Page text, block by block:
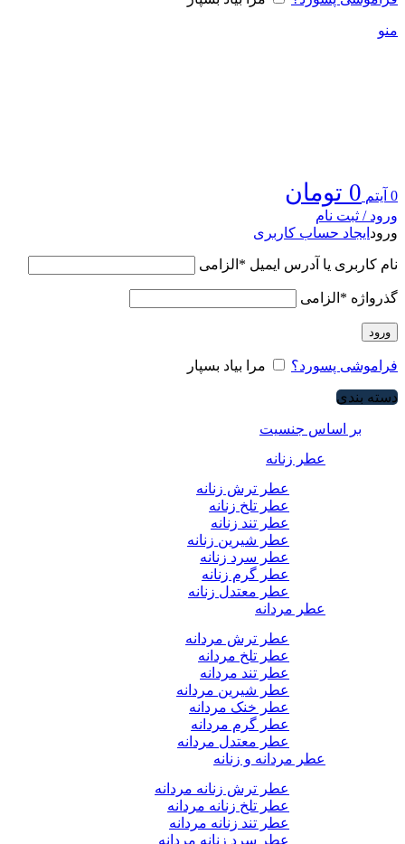
منو
0 آیتم 0 تومان
ورود / ثبت نام
ورود ایجاد حساب کاربری
نام کاربری یا آدرس ایمیل * الزامی
گذرواژه * الزامی
ورود
فراموشی پسورد؟ مرا بیاد بسپار
دسته بندی
بر اساس جنسیت
عطر زنانه
عطر ترش زنانه
عطر تلخ زنانه
عطر تند زنانه
عطر شیرین زنانه
عطر سرد زنانه
عطر گرم زنانه
عطر معتدل زنانه
عطر مردانه
عطر ترش مردانه
عطر تلخ مردانه
عطر تند مردانه
عطر شیرین مردانه
عطر خنک مردانه
عطر گرم مردانه
عطر معتدل مردانه
عطر مردانه و زنانه
عطر ترش زنانه مردانه
عطر تلخ زنانه مردانه
عطر تند زنانه مردانه
عطر سرد زنانه مردانه